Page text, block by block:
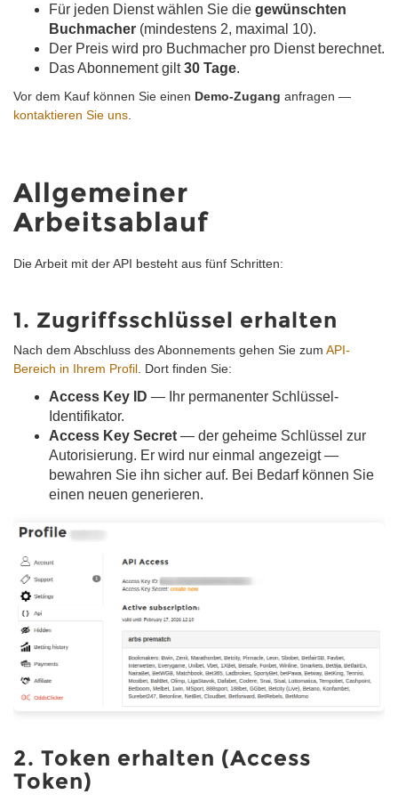
Für jeden Dienst wählen Sie die gewünschten
Buchmacher (mindestens 2, maximal 10).
Der Preis wird pro Buchmacher pro Dienst berechnet.
Das Abonnement gilt30 Tage.
Vor dem Kauf können Sie einen Demo-Zugang anfragen —
kontaktieren Sie uns
Allgemeiner
Arbeitsablauf
Die Arbeit mit der API besteht aus fünf Schritten:
1. Zugriffsschlüssel erhalten
Nach dem Abschluss des Abonnements gehen Sie zum API-
Bereich in Ihrem Profil . Dort finden Sie:
Access Key ID — Ihr permanenter Schlüssel-
Identifikator.
Access Key Secret — der geheime Schlüssel zur
Autorisierung. Er wird nur einmal angezeigt —
bewahren Sie ihn sicher auf. Bei Bedarf können Sie
einen neuen generieren.
2. Token erhalten (Access
Token)